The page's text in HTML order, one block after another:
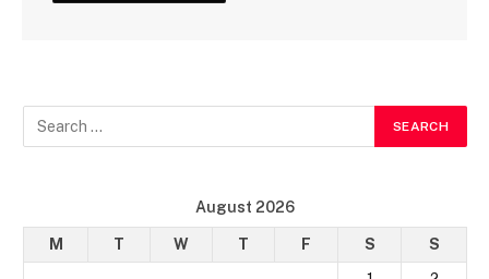
August 2026
M T W T F S
S